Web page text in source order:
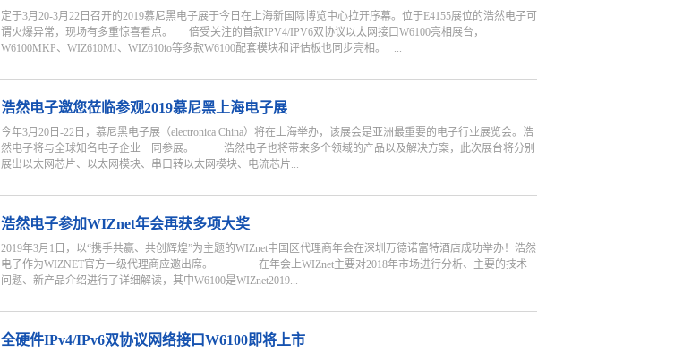
定于3月20-3月22日召开的2019慕尼黑电子展于今日在上海新国际博览中心拉开序幕。位于E4155展位的浩然电子可
谓火爆异常，现场有多重惊喜看点。 倍受关注的首款IPV4/IPV6双协议以太网接口W6100亮相展台，
W6100MKP、WIZ610MJ、WIZ610io等多款W6100配套模块和评估板也同步亮相。 ...
全球知名全硬件协议栈以太网芯片公司WIZnet的最新Wifi产品-WIzFi360首次亮相展会，深受广大客户喜爱。
WIZnet公司对此次展会高度重视，WIZnet亚太总裁陈海峰博士、WIZnet芯片设计总监、WIZnet公司中国区最资深
FAE等相关负责人均亲临浩然展位现场指导工作并为客户答疑解惑。 如果你想提前目睹新产品的风采，如果你想
和原厂最资深技术专家面对面解决问题，如果你还想看其它精彩内容，欢迎来现场参观，我们等着你哟！上海新
国际博览中心 E4155展位
浩然电子邀您莅临参观2019慕尼黑上海电子展
今年3月20日-22日，慕尼黑电子展（electronica China）将在上海举办，该展会是亚洲最重要的电子行业展览会。浩
然电子将与全球知名电子企业一同参展。 浩然电子也将带来多个领域的产品以及解决方案，此次展台将分别
展出以太网芯片、以太网模块、串口转以太网模块、电流芯片...
、加密芯片等。 首款支持IPV4/IPV6双协议以太网芯片W6100将首次亮相大型展会。此外W5100S、W5100、
W5200、W5300、W5500、W7500P等以太网接口和以太网单片机与相应模块同步展出。 成都浩然电子有限公司
自主研发的HS-ENG09xB（单通道）、HS-ENG09xC（双通道）、HS-ENG09xD（三端口）、HS-
ENG099POE（单通道POE）等新老串口转以太网模块将集体展出,为客户提供更方便、更稳定的网络使用方案。
现场还将展出具有独家专利技术的(0-30A)霍尔电流检测芯片和国家金融级安全的加密芯片。 公司以帮助客户创
浩然电子参加WIZnet年会再获多项大奖
2019年3月1日，以“携手共赢、共创辉煌”为主题的WIZnet中国区代理商年会在深圳万德诺富特酒店成功举办！浩然
电子作为WIZNET官方一级代理商应邀出席。 在年会上WIZnet主要对2018年市场进行分析、主要的技术
问题、新产品介绍进行了详细解读，其中W6100是WIZnet2019...
年推出最新技术的网络接口芯片，内含IPv4/IPv6双协议栈，新增IPv6是其最大特点，同时在硬件引脚上与W5100S
全兼容（Pin to Pin），Socket则支持8个。 成都浩然电子有限公司自09年起一直蝉联WIZnet最佳代理商荣誉，并在
全硬件IPv4/IPv6双协议网络接口W6100即将上市